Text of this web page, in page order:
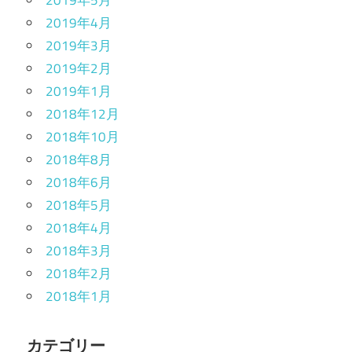
2019年4月
2019年3月
2019年2月
2019年1月
2018年12月
2018年10月
2018年8月
2018年6月
2018年5月
2018年4月
2018年3月
2018年2月
2018年1月
カテゴリー